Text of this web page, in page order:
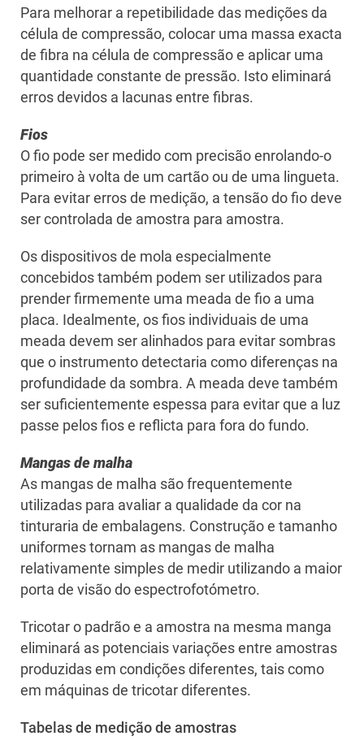
Para melhorar a repetibilidade das medições da
célula de compressão, colocar uma massa exacta
de fibra na célula de compressão e aplicar uma
quantidade constante de pressão. Isto eliminará
erros devidos a lacunas entre fibras.
Fios
O fio pode ser medido com precisão enrolando-o
primeiro à volta de um cartão ou de uma lingueta.
Para evitar erros de medição, a tensão do fio deve
ser controlada de amostra para amostra.
Os dispositivos de mola especialmente
concebidos também podem ser utilizados para
prender firmemente uma meada de fio a uma
placa. Idealmente, os fios individuais de uma
meada devem ser alinhados para evitar sombras
que o instrumento detectaria como diferenças na
profundidade da sombra. A meada deve também
ser suficientemente espessa para evitar que a luz
passe pelos fios e reflicta para fora do fundo.
Mangas de malha
As mangas de malha são frequentemente
utilizadas para avaliar a qualidade da cor na
tinturaria de embalagens. Construção e tamanho
uniformes tornam as mangas de malha
relativamente simples de medir utilizando a maior
porta de visão do espectrofotómetro.
Tricotar o padrão e a amostra na mesma manga
eliminará as potenciais variações entre amostras
produzidas em condições diferentes, tais como
em máquinas de tricotar diferentes.
Tabelas de medição de amostras